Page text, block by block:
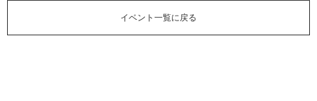
イベント一覧に戻る